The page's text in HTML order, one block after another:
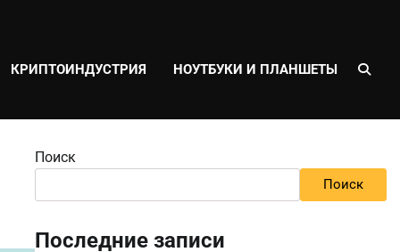
КРИПТОИНДУСТРИЯ НОУТБУКИ И ПЛАНШЕТЫ
Поиск
Поиск
Последние записи